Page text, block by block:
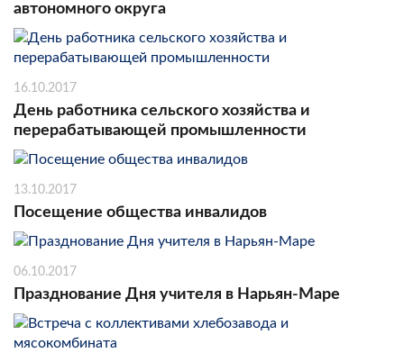
автономного округа
16.10.2017
День работника сельского хозяйства и
перерабатывающей промышленности
13.10.2017
Посещение общества инвалидов
06.10.2017
Празднование Дня учителя в Нарьян-Маре